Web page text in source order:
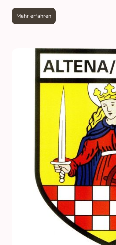
Mehr erfahren